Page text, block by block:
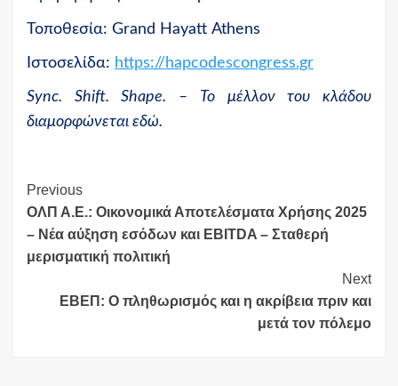
Τοποθεσία: Grand Hayatt Athens
Ιστοσελίδα: https://hapcodescongress.gr
Sync. Shift. Shape. – Το μέλλον του κλάδου
διαμορφώνεται εδώ.
Continue
Reading
Previous
ΟΛΠ Α.Ε.: Οικονομικά Αποτελέσματα Χρήσης 2025
– Νέα αύξηση εσόδων και EBITDA – Σταθερή
μερισματική πολιτική
Next
ΕΒΕΠ: Ο πληθωρισμός και η ακρίβεια πριν και
μετά τον πόλεμο